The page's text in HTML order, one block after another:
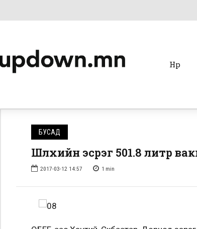
Нүүр
БУСАД
Шүлхийн эсрэг 501.8 литр
2017-03-12 14:57 1 min